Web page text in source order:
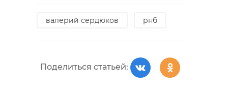
валерий сердюков рнб
Поделиться статьей: